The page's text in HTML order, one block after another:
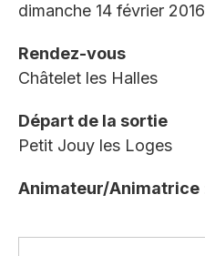
dimanche 14 février 2016
Rendez-vous
Châtelet les Halles
Départ de la sortie
Petit Jouy les Loges
Animateur/Animatrice